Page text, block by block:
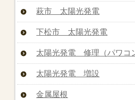
萩市 太陽光発電
下松市 太陽光発電
太陽光発電 修理（パワコ
太陽光発電 増設
金属屋根